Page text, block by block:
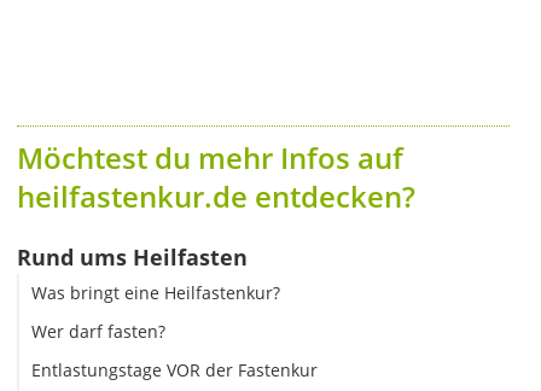
Möchtest du mehr Infos auf
heilfastenkur.de entdecken?
Rund ums Heilfasten
Was bringt eine Heilfastenkur?
Wer darf fasten?
Entlastungstage VOR der Fastenkur